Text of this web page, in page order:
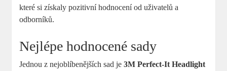
které si získaly pozitivní hodnocení od uživatelů‍ a
odborníků.
Nejlépe hodnocené sady
Jednou z nejoblíbenějších sad je3M Perfect-It Headlight